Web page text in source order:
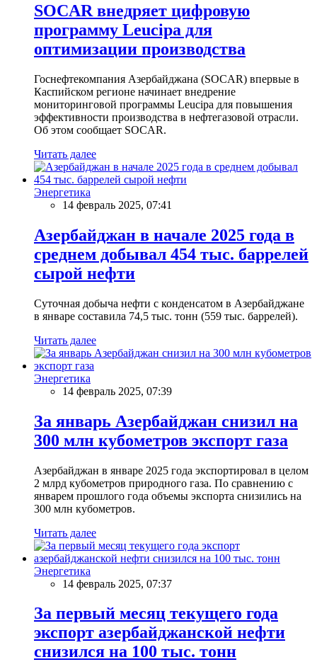
SOCAR внедряет цифровую
программу Leucipa для
оптимизации производства
Госнефтекомпания Азербайджана (SOCAR) впервые в
Каспийском регионе начинает внедрение
мониторинговой программы Leucipa для повышения
эффективности производства в нефтегазовой отрасли.
Об этом сообщает SOCAR.
Читать далее
Энергетика
14 февраль 2025, 07:41
Азербайджан в начале 2025 года в
среднем добывал 454 тыс. баррелей
сырой нефти
Суточная добыча нефти с конденсатом в Азербайджане
в январе составила 74,5 тыс. тонн (559 тыс. баррелей).
Читать далее
Энергетика
14 февраль 2025, 07:39
За январь Азербайджан снизил на
300 млн кубометров экспорт газа
Азербайджан в январе 2025 года экспортировал в целом
2 млрд кубометров природного газа. По сравнению с
январем прошлого года объемы экспорта снизились на
300 млн кубометров.
Читать далее
Энергетика
14 февраль 2025, 07:37
За первый месяц текущего года
экспорт азербайджанской нефти
снизился на 100 тыс. тонн